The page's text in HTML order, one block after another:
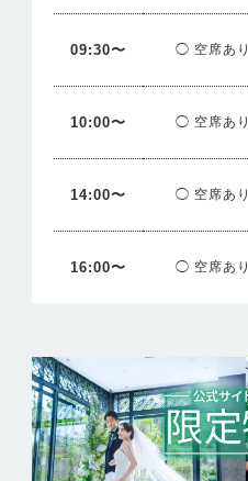
09:30〜 ◯ 空席あり
10:00〜 ◯ 空席あり
14:00〜 ◯ 空席あり
16:00〜 ◯ 空席あり